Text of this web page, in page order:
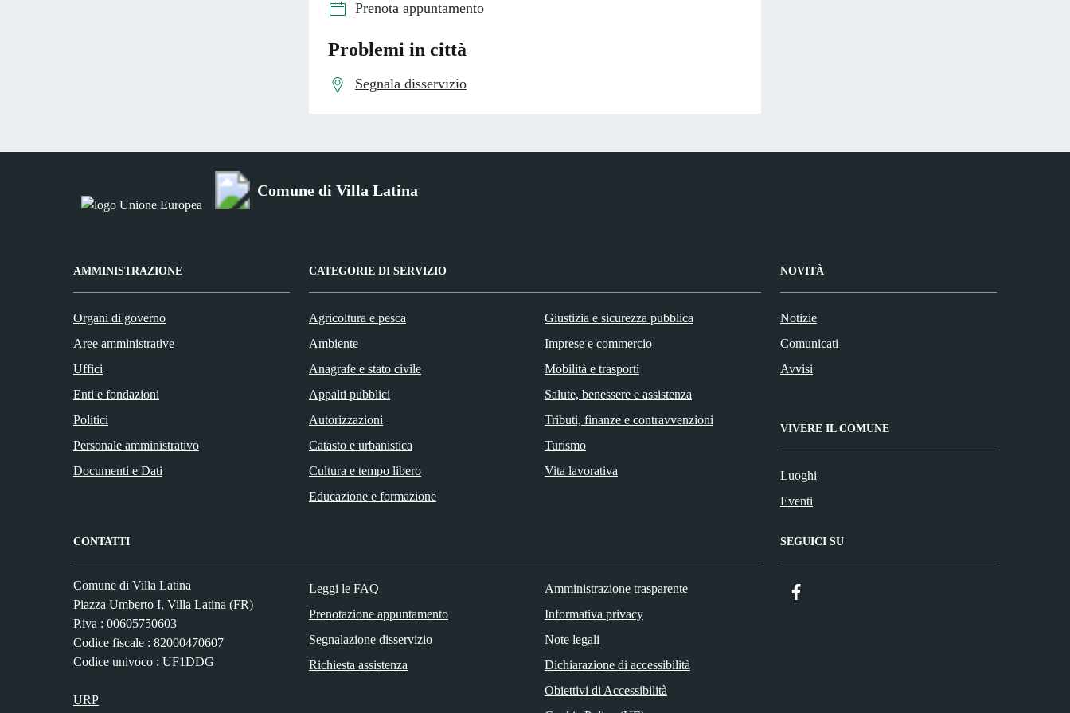
Prenota appuntamento
Problemi in città
Segnala disservizio
Comune di Villa Latina
AMMINISTRAZIONE
Organi di governo
Aree amministrative
Uffici
Enti e fondazioni
Politici
Personale amministrativo
Documenti e Dati
CATEGORIE DI SERVIZIO
Agricoltura e pesca
Ambiente
Anagrafe e stato civile
Appalti pubblici
Autorizzazioni
Catasto e urbanistica
Cultura e tempo libero
Educazione e formazione
Giustizia e sicurezza pubblica
Imprese e commercio
Mobilità e trasporti
Salute, benessere e assistenza
Tributi, finanze e contravvenzioni
Turismo
Vita lavorativa
NOVITÀ
Notizie
Comunicati
Avvisi
VIVERE IL COMUNE
Luoghi
Eventi
CONTATTI
Comune di Villa Latina
Piazza Umberto I, Villa Latina (FR)
P.iva : 00605750603
Codice fiscale : 82000470607
Codice univoco : UF1DDG
URP
Leggi le FAQ
Prenotazione appuntamento
Segnalazione disservizio
Richiesta assistenza
Amministrazione trasparente
Informativa privacy
Note legali
Dichiarazione di accessibilità
Obiettivi di Accessibilità
SEGUICI SU